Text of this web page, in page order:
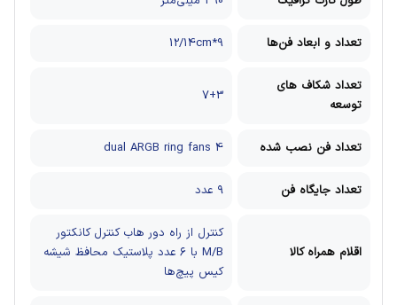
تعداد و ابعاد فن‌ها 9*12/14cm
تعداد شکاف های
توسعه
7+3
تعداد فن نصب شده 4 dual ARGB ring fans
تعداد جایگاه فن ۹ عدد
اقلام همراه کالا
کنترل از راه دور هاب کنترل کانکتور
M/B با ۶ عدد پلاستیک محافظ شیشه
کیس پیچ‌ها